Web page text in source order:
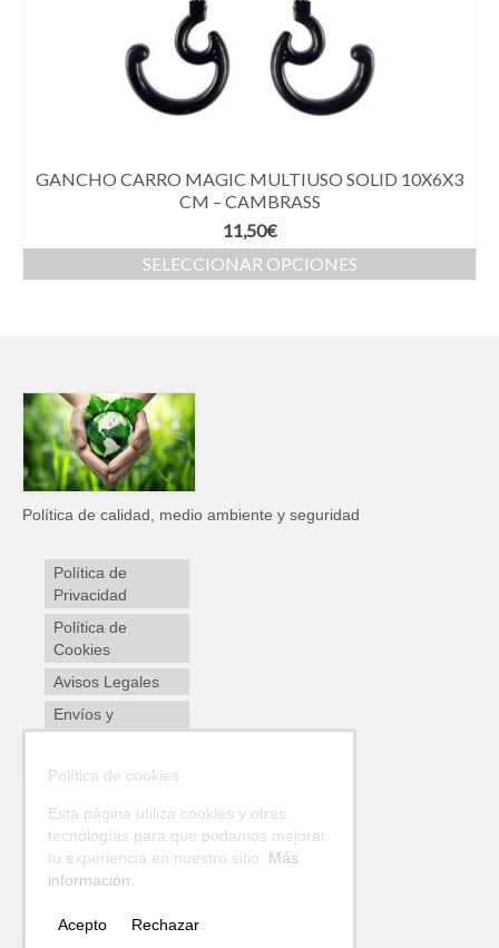
GANCHO CARRO MAGIC MULTIUSO SOLID 10X6X3
CM – CAMBRASS
11,50€
SELECCIONAR OPCIONES
Política de calidad, medio ambiente y seguridad
Política de
Privacidad
Política de
Cookies
Avisos Legales
Envíos y
devoluciones
Política de cookies
Esta página utiliza cookies y otras
tecnologías para que podamos mejorar
tu experiencia en nuestro sitio: Más
información.
Acepto Rechazar